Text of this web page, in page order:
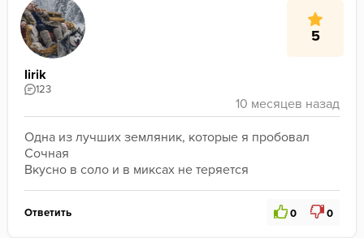
5
lirik
123
Одна из лучших земляник, которые я пробовал
Сочная
Вкусно в соло и в миксах не теряется
Ответить 0 0